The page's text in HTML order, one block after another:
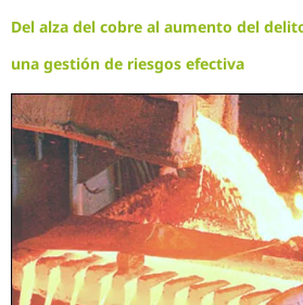
Del alza del cobre al aumento del
una gestión de riesgos efectiva